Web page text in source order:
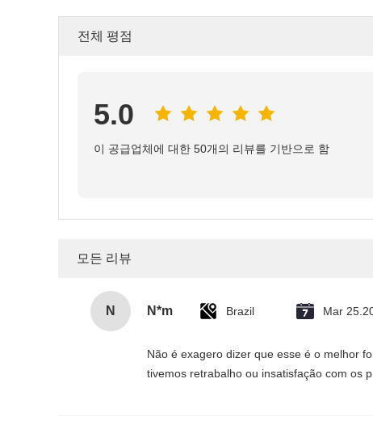
전체 평점
5.0
이 공급업체에 대한 50개의 리뷰를 기반으로 함
모든 리뷰
N N*m Brazil Mar
Não é exagero dizer que esse é o melhor
tivemos retrabalho ou insatisfação com os